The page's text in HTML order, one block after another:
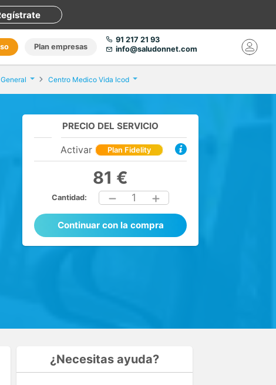
Plan empresas
91 217 21 93
info@saludonnet.com
Centro Medico Vida Icod
PRECIO DEL SERVICIO
Activar Plan Fidelity
81 €
Cantidad: 1
Continuar con la compra
¿Necesitas ayuda?